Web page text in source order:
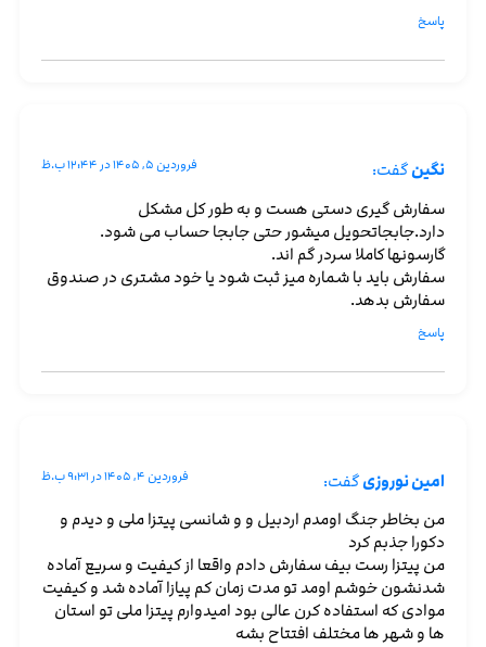
پاسخ
نگینگفت: فروردین ۵, ۱۴۰۵ در ۱۲:۴۴ ب.ظ
سفارش گیری دستی هست و به طور کل مشکل
دارد.جابجاتحویل میشور حتی جابجا حساب می شود.
گارسونها کاملا سردر گم اند.
سفارش باید با شماره میز ثبت شود یا خود مشتری در صندوق
سفارش بدهد.
پاسخ
امین نوروزیگفت: فروردین ۴, ۱۴۰۵ در ۹:۳۱ ب.ظ
من بخاطر جنگ اومدم اردبیل و و شانسی پیتزا ملی و دیدم و
دکورا جذبم کرد
من پیتزا رست بیف سفارش دادم واقعا از کیفیت و سریع آماده
شدنشون خوشم اومد تو مدت زمان کم پیازا آماده شد و کیفیت
موادی که استفاده کرن عالی بود امیدوارم پیتزا ملی تو استان
ها و شهر ها مختلف افتتاح بشه